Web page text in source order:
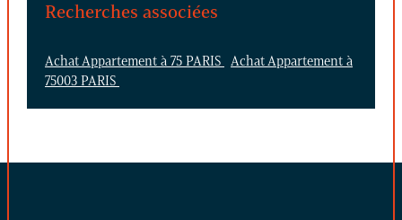
Recherches associées
Achat Appartement à 75 PARIS
Achat Appartement à
75003 PARIS